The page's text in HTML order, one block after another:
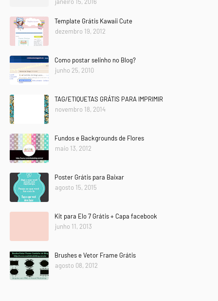
Template Grátis Kawaii Cute
dezembro 19, 2012
Como postar selinho no Blog?
junho 25, 2010
TAG/ETIQUETAS GRÁTIS PARA IMPRIMIR
novembro 18, 2014
Fundos e Backgrounds de Flores
maio 13, 2012
Poster Grátis para Baixar
agosto 15, 2015
Kit para Elo 7 Grátis + Capa facebook
junho 11, 2013
Brushes e Vetor Frame Grátis
agosto 08, 2012